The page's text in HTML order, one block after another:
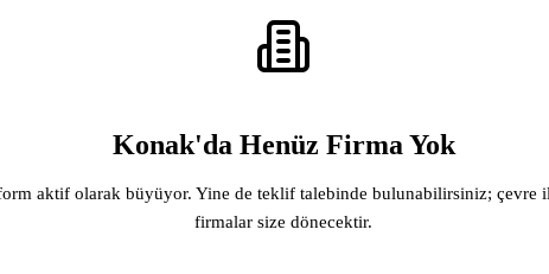
Konak'da Henüz Firma Yok
aktif olarak büyüyor. Yine de teklif talebinde bulunabilirsiniz; çevre
firmalar size dönecektir.